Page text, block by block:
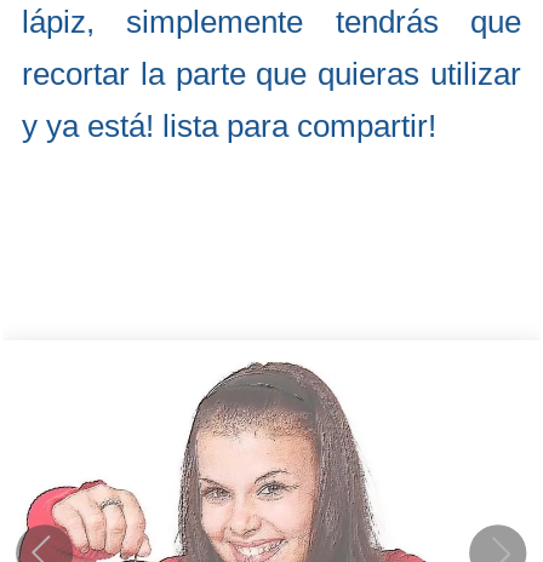
lápiz, simplemente tendrás que
recortar la parte que quieras utilizar
y ya está! lista para compartir!